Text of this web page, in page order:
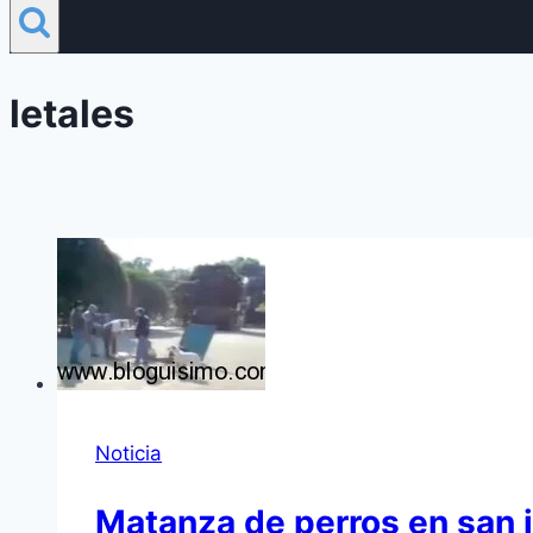
letales
Noticia
Matanza de perros en san